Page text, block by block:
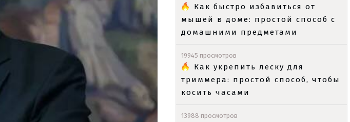
Как быстро избавиться от
мышей в доме: простой способ с
домашними предметами
19945 просмотров
Как укрепить леску для
триммера: простой способ, чтобы
косить часами
13988 просмотров